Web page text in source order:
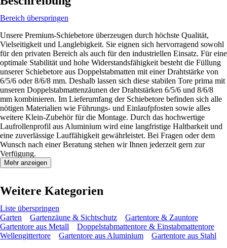
Bereich überspringen
Unsere Premium-Schiebetore überzeugen durch höchste Qualität,
Vielseitigkeit und Langlebigkeit. Sie eignen sich hervorragend sowohl
für den privaten Bereich als auch für den industriellen Einsatz. Für eine
optimale Stabilität und hohe Widerstandsfähigkeit besteht die Füllung
unserer Schiebetore aus Doppelstabmatten mit einer Drahtstärke von
6/5/6 oder 8/6/8 mm. Deshalb lassen sich diese stabilen Tore prima mit
unseren Doppelstabmattenzäunen der Drahtstärken 6/5/6 und 8/6/8
mm kombinieren. Im Lieferumfang der Schiebetore befinden sich alle
nötigen Materialien wie Führungs- und Einlaufpfosten sowie alles
weitere Klein-Zubehör für die Montage. Durch das hochwertige
Laufrollenprofil aus Aluminium wird eine langfristige Haltbarkeit und
eine zuverlässige Lauffähigkeit gewährleistet. Bei Fragen oder dem
Wunsch nach einer Beratung stehen wir Ihnen jederzeit gern zur
Verfügung.
Mehr anzeigen
Weitere Kategorien
Liste überspringen
Garten
Gartenzäune & Sichtschutz
Gartentore & Zauntore
Gartentore aus Metall
Doppelstabmattentore & Einstabmattentore
Wellengittertore
Gartentore aus Aluminium Gartentore aus Stahl